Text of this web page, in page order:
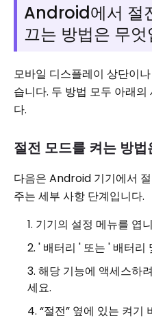
Android에서 절
끄는 방법은 무
모바일 디스플레이 상단이
습니다. 두 방법 모두 아래
다.
절전 모드를 켜는 방
다음은 Android 기기에서
주는 세부 사항 단계입니다.
기기의 설정 메뉴를 엽
' 배터리 ' 또는 ' 배터리
해당 기능에 액세스하
세요.
“절전” 옆에 있는 켜기